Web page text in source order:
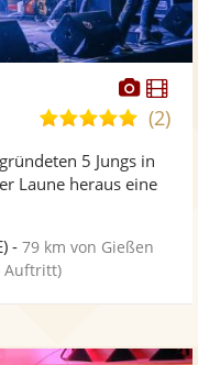
Fotos
5,0
5
(2)
5 Jungs in
Laune heraus eine
-79 km von Gießen
Auftritt)